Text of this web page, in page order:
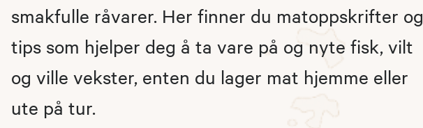
smakfulle råvarer. Her finner du matoppskrifter og
tips som hjelper deg å ta vare på og nyte fisk, vilt
og ville vekster, enten du lager mat hjemme eller
ute på tur.